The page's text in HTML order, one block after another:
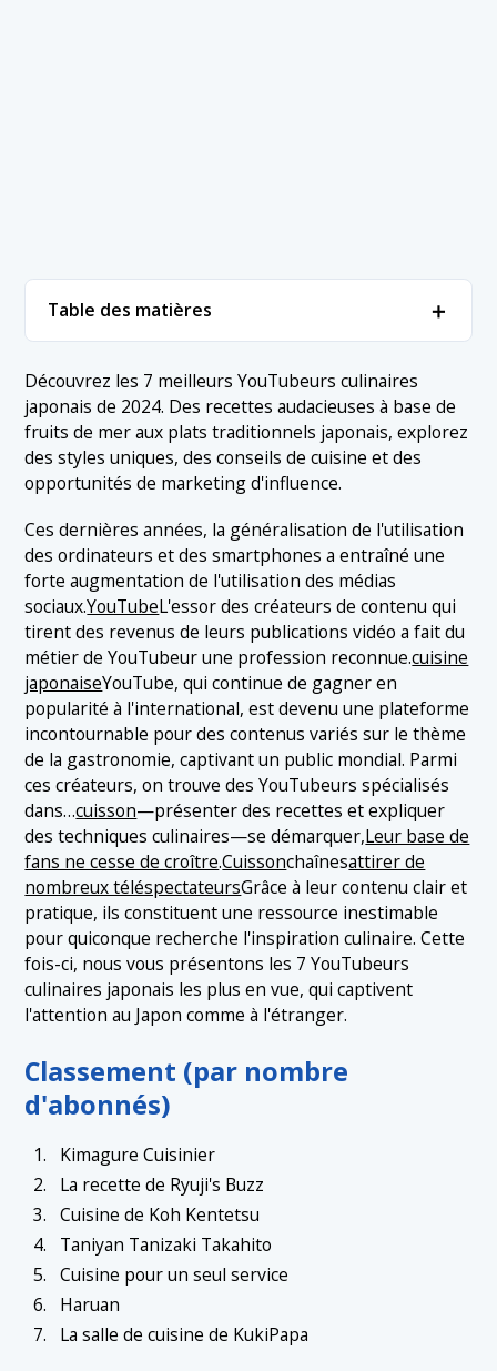
Table des matières ＋
1.1 1. Kimagure Cuisinier
1.2 2. La recette du Buzz de Ryuji
1.3 3. Cuisine de Koh Kentetsu
1.4 4. Taniyan Tanizaki Takahito
1.5 5. Une cuisine de service
1.6 6. Haruan
1.7 7. La salle de cuisine de KukiPapa
2. Conclusion
Découvrez les 7 meilleurs YouTubeurs culinaires
japonais de 2024. Des recettes audacieuses à base de
fruits de mer aux plats traditionnels japonais, explorez
des styles uniques, des conseils de cuisine et des
opportunités de marketing d'influence.
Ces dernières années, la généralisation de l'utilisation
des ordinateurs et des smartphones a entraîné une
forte augmentation de l'utilisation des médias
sociaux.YouTubeL'essor des créateurs de contenu qui
tirent des revenus de leurs publications vidéo a fait du
métier de YouTubeur une profession reconnue.cuisine
japonaiseYouTube, qui continue de gagner en
popularité à l'international, est devenu une plateforme
incontournable pour des contenus variés sur le thème
de la gastronomie, captivant un public mondial. Parmi
ces créateurs, on trouve des YouTubeurs spécialisés
dans…cuisson—présenter des recettes et expliquer
des techniques culinaires—se démarquer,Leur base de
fans ne cesse de croître.Cuissonchaînesattirer de
nombreux téléspectateursGrâce à leur contenu clair et
pratique, ils constituent une ressource inestimable
pour quiconque recherche l'inspiration culinaire. Cette
fois-ci, nous vous présentons les 7 YouTubeurs
culinaires japonais les plus en vue, qui captivent
l'attention au Japon comme à l'étranger.
Classement (par nombre
d'abonnés)
Kimagure Cuisinier
La recette de Ryuji's Buzz
Cuisine de Koh Kentetsu
Taniyan Tanizaki Takahito
Cuisine pour un seul service
Haruan
La salle de cuisine de KukiPapa